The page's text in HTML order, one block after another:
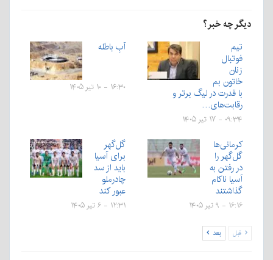
دیگر چه خبر؟
تیم
فوتبال
زنان
خاتون بم
با قدرت در لیگ برتر و
رقابت‌های…
۰۹:۳۴ - ۱۷ تیر ۱۴۰۵
آبِ باطله
۱۶:۳۰ - ۱۰ تیر ۱۴۰۵
کرمانی‌ها
گل‌گهر را
در رفتن به
آسیا ناکام
گذاشتند
۱۶:۱۶ - ۹ تیر ۱۴۰۵
گل‌گهر
برای آسیا
باید از سد
چادرملو
عبور کند
۱۲:۳۱ - ۶ تیر ۱۴۰۵
قبل بعد